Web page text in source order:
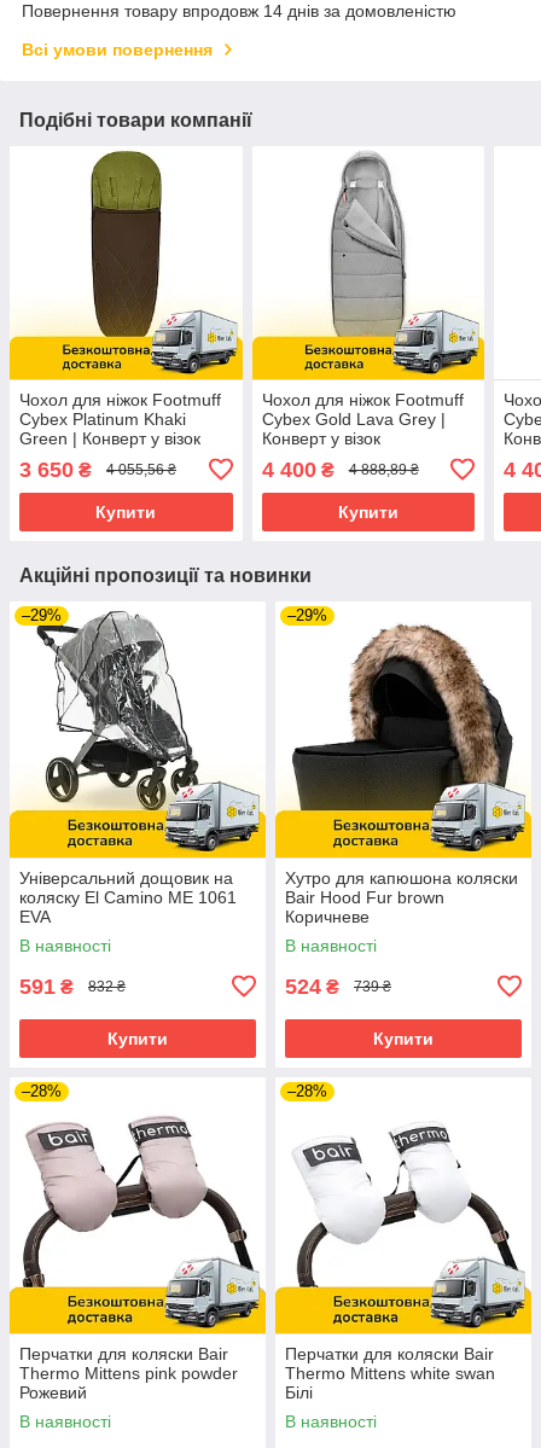
Повернення товару впродовж 14 днів за домовленістю
Всі умови повернення
Подібні товари компанії
Чохол для ніжок Footmuff
Cybex Platinum Khaki
Green | Конверт у візок
3 650 ₴ 4 055,56 ₴
Купити
Чохол для ніжок Footmuff
Cybex Gold Lava Grey |
Конверт у візок
4 400₴ 4 888,89 ₴
Купити
4
Акційні пропозиції та новинки
–29%
Універсальний дощовик на
коляску El Camino ME 1061
EVA
В наявності
591 ₴ 832 ₴
Купити
–29%
Хутро для капюшона коляски
Bair Hood Fur brown
Коричневе
В наявності
524 ₴ 739 ₴
Купити
–28%
Перчатки для коляски Bair
Thermo Mittens pink powder
Рожевий
В наявності
–28%
Перчатки для коляски Bair
Thermo Mittens white swan
Білі
В наявності